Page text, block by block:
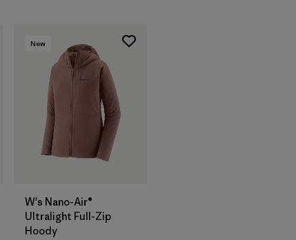
New
W's Nano-Air®
Ultralight Full-Zip
Hoody